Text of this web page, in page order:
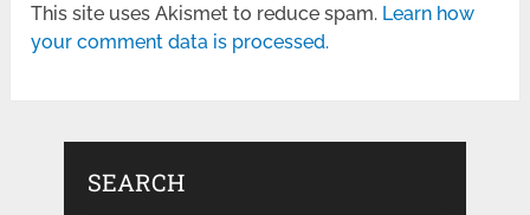
This site uses Akismet to reduce spam. Learn how
your comment data is processed.
SEARCH